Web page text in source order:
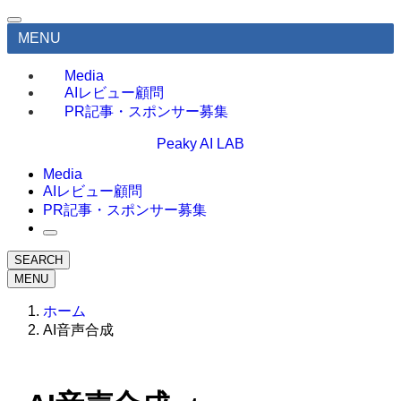
MENU
Media
AIレビュー顧問
PR記事・スポンサー募集
Peaky AI LAB
Media
AIレビュー顧問
PR記事・スポンサー募集
SEARCH
MENU
ホーム
AI音声合成